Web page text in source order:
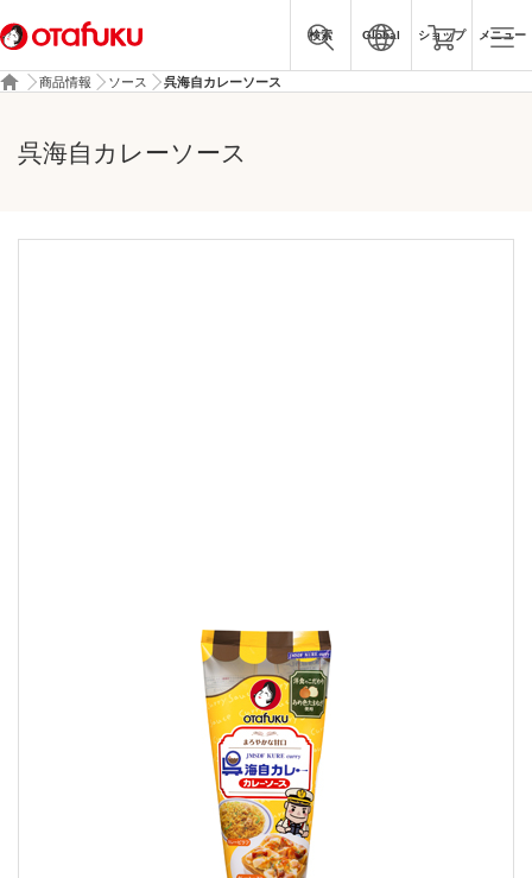
検索 Global ショップ メニュー
商品情報 ソース 呉海自カレーソース
呉海自カレーソース